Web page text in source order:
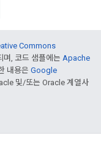
Commons
며, 코드 샘플에는 Apache
내용은 Google
및/또는 Oracle 계열사